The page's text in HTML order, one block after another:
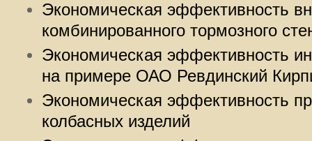
Экономическая эффективность
комбинированного тормозного
Экономическая эффективность
на примере ОАО Ревдинский
Экономическая эффективность
колбасных изделий